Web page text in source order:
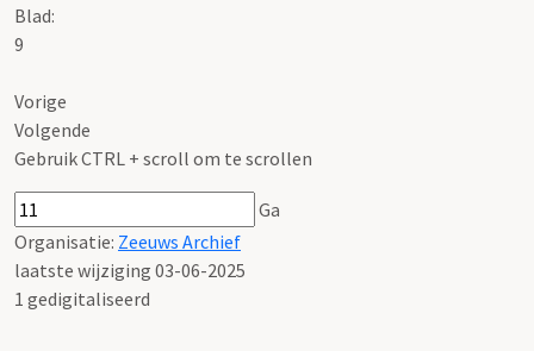
Blad:
9
Vorige
Volgende
Gebruik CTRL + scroll om te scrollen
Ga
Organisatie: Zeeuws Archief
laatste wijziging 03-06-2025
1 gedigitaliseerd